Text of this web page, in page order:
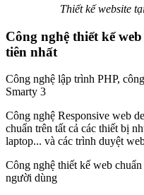
Thiết kế website
Công nghệ thiết kế
tiên nhất
Công nghệ lập trình PHP,
Smarty 3
Công nghệ Responsive web
chuẩn trên tất cả các thiết bị
laptop... và các trình duyệt
Công nghệ thiết kế web
người dùng